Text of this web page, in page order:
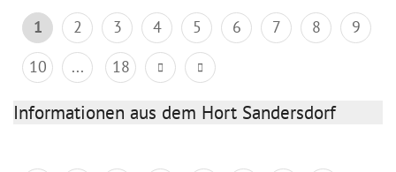
1 2 3 4 5 6 7 8
9
10
... 18
Informationen aus dem Hort Sandersdorf